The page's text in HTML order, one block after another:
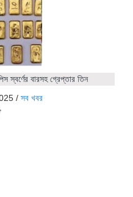
স্বর্ণের বারসহ গ্রেপ্তার তিন
/ সব খবর